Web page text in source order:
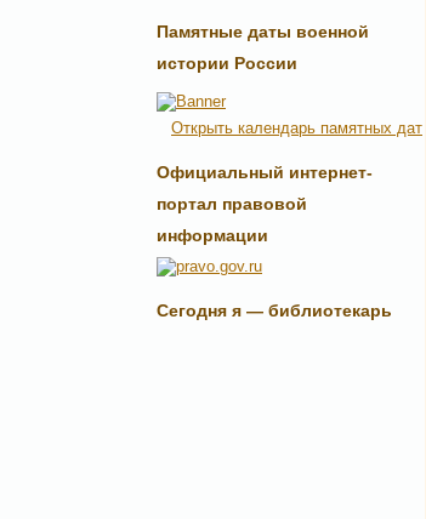
Памятные даты военной
истории России
Открыть календарь памятных дат
Официальный интернет-
портал правовой
информации
Сегодня я — библиотекарь